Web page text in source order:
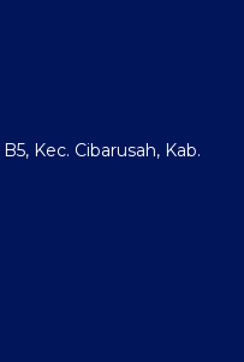
Kec. Cibarusah, Kab.